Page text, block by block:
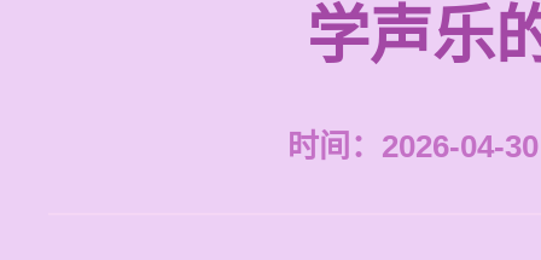
学声乐
时间：2026-04-